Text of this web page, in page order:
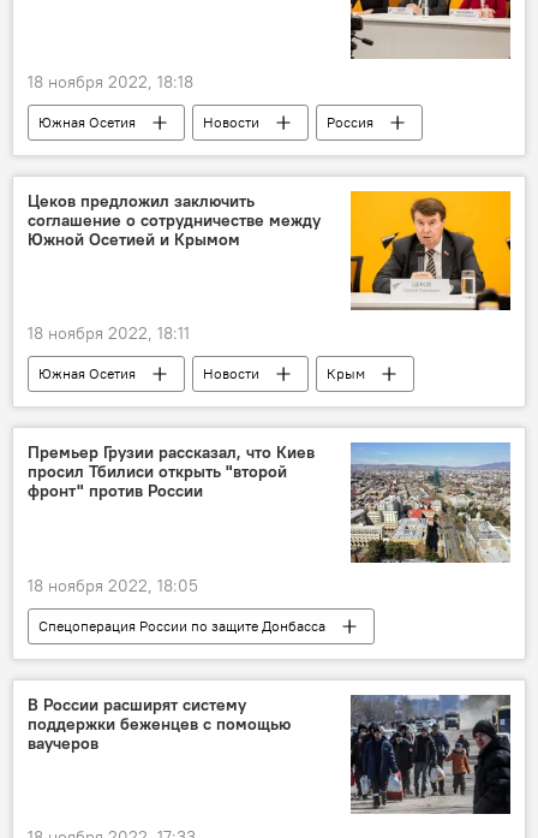
18 ноября 2022, 18:18
Южная Осетия Новости Россия
Цеков предложил заключить
соглашение о сотрудничестве между
Южной Осетией и Крымом
18 ноября 2022, 18:11
Южная Осетия Новости Крым
Премьер Грузии рассказал, что Киев
просил Тбилиси открыть "второй
фронт" против России
18 ноября 2022, 18:05
Спецоперация России по защите Донбасса
Украина
Грузия
Россия
СВО
В России расширят систему
поддержки беженцев с помощью
ваучеров